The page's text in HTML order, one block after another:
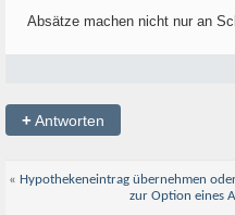
Absätze machen nicht nur an
+Antworten
« Hypothekeneintrag übernehmen
zur Option eines